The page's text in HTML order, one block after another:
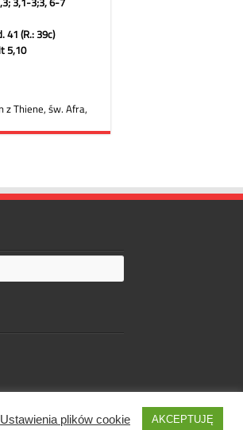
Designed byWebdawid
Ustawienia plików cookie AKCEPTUJĘ